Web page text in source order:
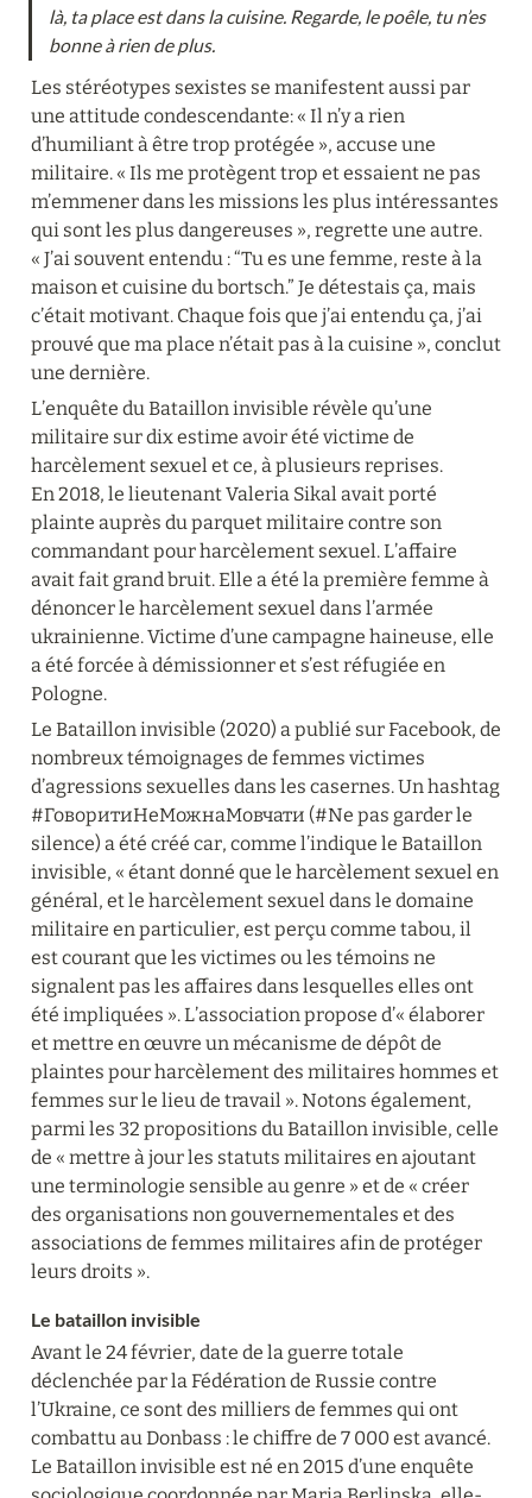
là, ta place est dans la cuisine. Regarde, le poêle, tu n’es
bonne à rien de plus.
Les stéréotypes sexistes se manifestent aussi par
une attitude condescendante: « Il n’y a rien
d’humiliant à être trop protégée », accuse une
militaire. « Ils me protègent trop et essaient ne pas
m’emmener dans les missions les plus intéressantes
qui sont les plus dangereuses », regrette une autre.
« J’ai souvent entendu : “Tu es une femme, reste à la
maison et cuisine du bortsch.” Je détestais ça, mais
c’était motivant. Chaque fois que j’ai entendu ça, j’ai
prouvé que ma place n’était pas à la cuisine », conclut
une dernière.
L’enquête du Bataillon invisible révèle qu’une
militaire sur dix estime avoir été victime de
harcèlement sexuel et ce, à plusieurs reprises.
En 2018, le lieutenant Valeria Sikal avait porté
plainte auprès du parquet militaire contre son
commandant pour harcèlement sexuel. L’affaire
avait fait grand bruit. Elle a été la première femme à
dénoncer le harcèlement sexuel dans l’armée
ukrainienne. Victime d’une campagne haineuse, elle
a été forcée à démissionner et s’est réfugiée en
Pologne.
Le Bataillon invisible (2020) a publié sur Facebook, de
nombreux témoignages de femmes victimes
d’agressions sexuelles dans les casernes. Un hashtag
#ГоворитиНеМожнаМовчати (#Ne pas garder le
silence) a été créé car, comme l’indique le Bataillon
invisible, « étant donné que le harcèlement sexuel en
général, et le harcèlement sexuel dans le domaine
militaire en particulier, est perçu comme tabou, il
est courant que les victimes ou les témoins ne
signalent pas les affaires dans lesquelles elles ont
été impliquées ». L’association propose d’« élaborer
et mettre en œuvre un mécanisme de dépôt de
plaintes pour harcèlement des militaires hommes et
femmes sur le lieu de travail ». Notons également,
parmi les 32 propositions du Bataillon invisible, celle
de « mettre à jour les statuts militaires en ajoutant
une terminologie sensible au genre » et de « créer
des organisations non gouvernementales et des
associations de femmes militaires afin de protéger
leurs droits ».
Le bataillon invisible
Avant le 24 février, date de la guerre totale
déclenchée par la Fédération de Russie contre
l’Ukraine, ce sont des milliers de femmes qui ont
combattu au Donbass : le chiffre de 7 000 est avancé.
Le Bataillon invisible est né en 2015 d’une enquête